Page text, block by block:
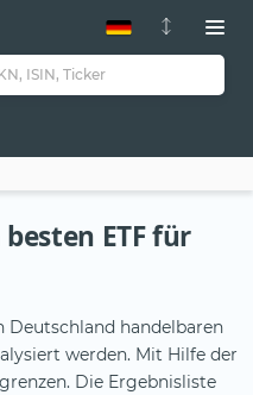
besten ETF für
Deutschland handelbaren
werden. Mit Hilfe der
Die Ergebnisliste